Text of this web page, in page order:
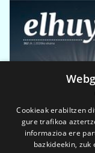
Cookieak erabiltzen
gure trafikoa
informazioa ere
bazkideekin,